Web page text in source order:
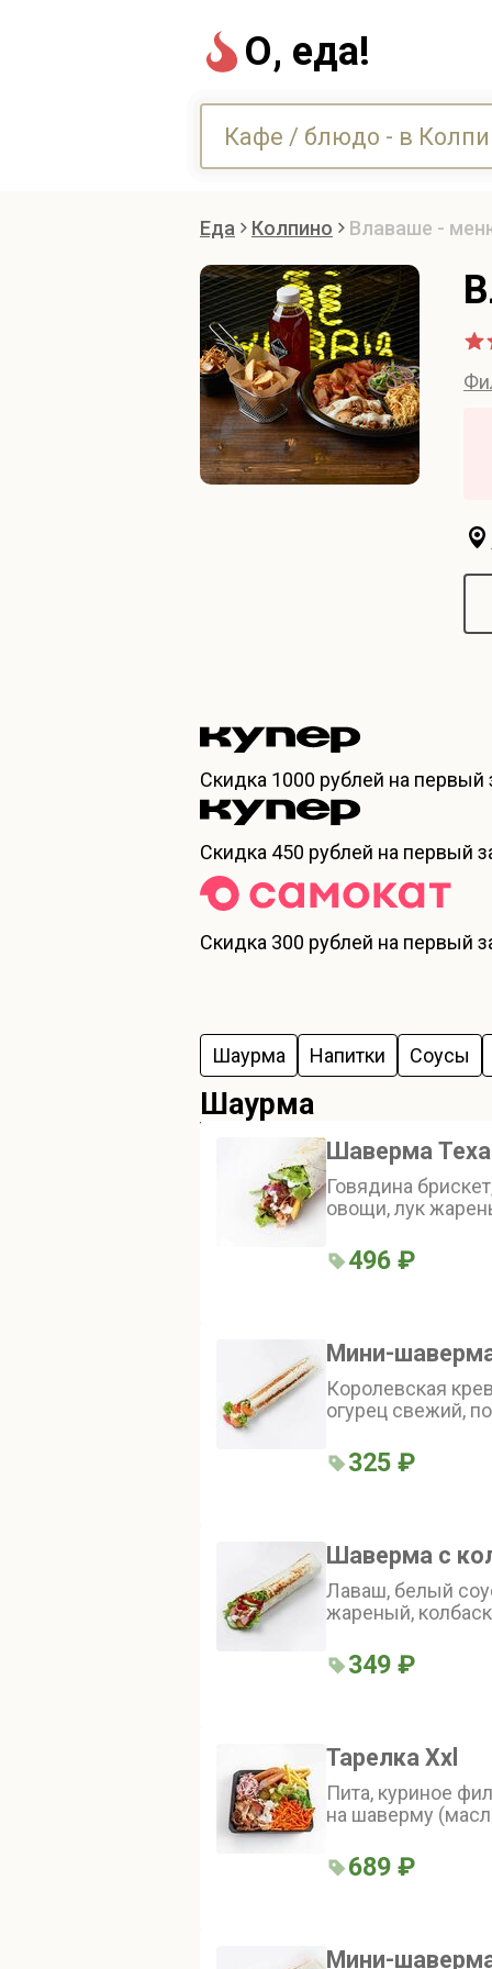
О, еда!
Еда Колпино Влаваше -
Скидка 1000 рублей на первый
Скидка 450 рублей на первый
Скидка 300 рублей на первый
Шаурма Напитки Соусы
Шаурма
Шаверма
Говядина
овощи, лук
лаваш
496 ₽
Мини-
Королевская
огурец свежий,
Коктейль
325 ₽
Шаверма с
Лаваш, белый
жареный,
кетчуп
349 ₽
Тарелка Xxl
Пита, куриное
на шаверму
сок лимона,
пищевая, перец
красный аджика
чеснок свежий,
689 ₽
Мини-